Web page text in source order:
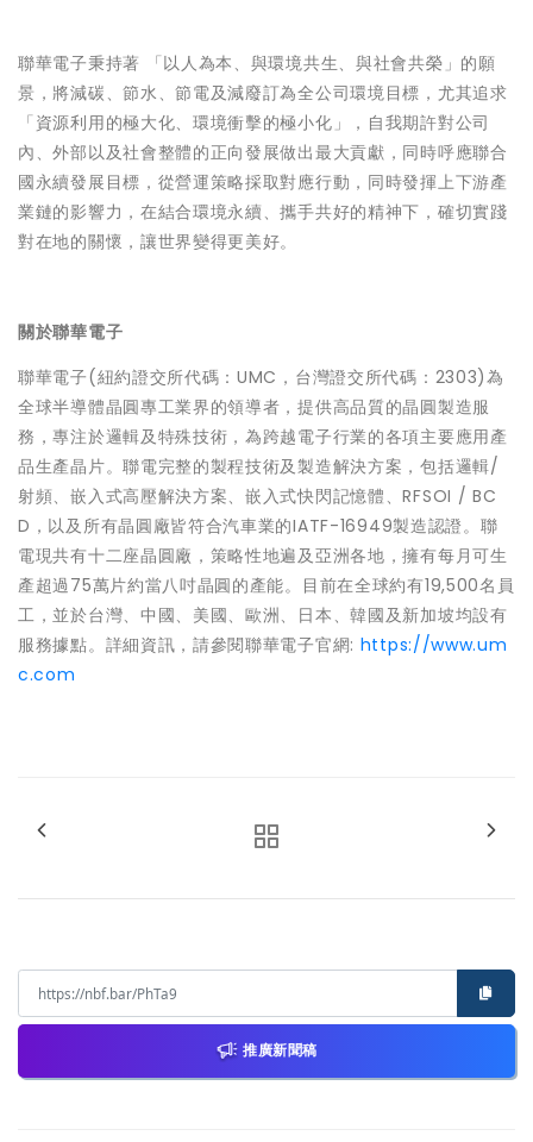
聯華電子秉持著 「以人為本、與環境共生、與社會共榮」的願
景，將減碳、節水、節電及減廢訂為全公司環境目標，尤其追求
「資源利用的極大化、環境衝擊的極小化」，自我期許對公司
內、外部以及社會整體的正向發展做出最大貢獻，同時呼應聯合
國永續發展目標，從營運策略採取對應行動，同時發揮上下游產
業鏈的影響力，在結合環境永續、攜手共好的精神下，確切實踐
對在地的關懷，讓世界變得更美好。
關於聯華電子
聯華電子(紐約證交所代碼：UMC，台灣證交所代碼：2303)為
全球半導體晶圓專工業界的領導者，提供高品質的晶圓製造服
務，專注於邏輯及特殊技術，為跨越電子行業的各項主要應用產
品生產晶片。聯電完整的製程技術及製造解決方案，包括邏輯/
射頻、嵌入式高壓解決方案、嵌入式快閃記憶體、RFSOI / BC
D，以及所有晶圓廠皆符合汽車業的IATF-16949製造認證。聯
電現共有十二座晶圓廠，策略性地遍及亞洲各地，擁有每月可生
產超過75萬片約當八吋晶圓的產能。目前在全球約有19,500名員
工，並於台灣、中國、美國、歐洲、日本、韓國及新加坡均設有
服務據點。詳細資訊，請參閱聯華電子官網: https://www.um
c.com
推廣新聞稿